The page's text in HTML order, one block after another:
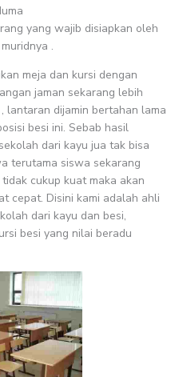
yang wajib disiapkan oleh
.
meja dan kursi dengan
jaman sekarang lebih
lantaran dijamin bertahan lama
besi ini. Sebab hasil
dari kayu jua tak bisa
terutama siswa sekarang
cukup kuat maka akan
cepat. Disini kami adalah ahli
dari kayu dan besi,
besi yang nilai beradu